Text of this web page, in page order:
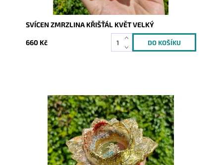
SVÍCEN ZMRZLINA KŘIŠŤÁL KVĚT VELKÝ
660 Kč
Dostupnost:
Skladem
10303